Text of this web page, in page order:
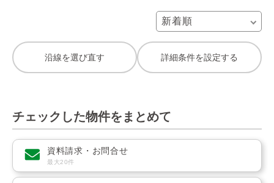
沿線を選び直す 詳細条件を設定する
チェックした物件をまとめて
資料請求・お問合せ
最大20件